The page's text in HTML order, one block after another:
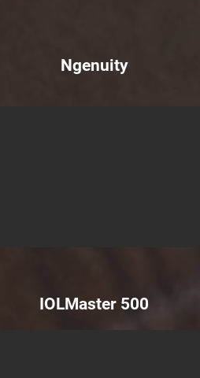
Ngenuity
IOLMaster 500